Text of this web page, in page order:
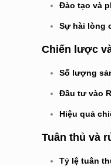
Đào tạo và
Sự hài lòng
Chiến lược
Số lượng
Đầu tư vào
Hiệu quả
Tuân thủ và
Tỷ lệ tuân